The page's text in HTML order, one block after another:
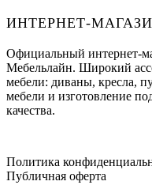
ИНТЕРНЕТ-
Официальный интернет-
Мебельлайн. Широкий
мебели: диваны, кресла,
мебели и изготовление
качества.
Политика
Публичная оферта